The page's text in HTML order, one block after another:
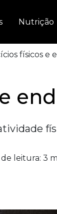
Nutrição
físicos e
leitura: 3